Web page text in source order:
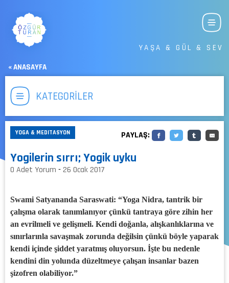
YAŞA & GÜL & SEV
« ANASAYFA
KATEGORİLER
YOGA & MEDITASYON PAYLAŞ:
Yogilerin sırrı; Yogik uyku
0 Adet Yorum -26 Ocak 2017
Swami Satyananda Saraswati: “Yoga Nidra, tantrik bir
çalışma olarak tanımlanıyor çünkü tantraya göre zihin her
an evrilmeli ve gelişmeli. Kendi doğanla, alışkanlıklarına ve
sınırlarınla savaşmak zorunda değilsin çünkü böyle yaparak
kendi içinde şiddet yaratmış oluyorsun. İşte bu nedenle
kendini din yolunda düzeltmeye çalışan insanlar bazen
şizofren olabiliyor.”